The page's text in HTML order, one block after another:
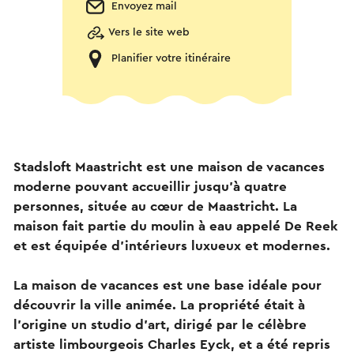
Envoyez mail
Vers le site web
Planifier votre itinéraire
Stadsloft Maastricht est une maison de vacances
moderne pouvant accueillir jusqu'à quatre
personnes, située au cœur de Maastricht. La
maison fait partie du moulin à eau appelé De Reek
et est équipée d'intérieurs luxueux et modernes.
La maison de vacances est une base idéale pour
découvrir la ville animée. La propriété était à
l'origine un studio d'art, dirigé par le célèbre
artiste limbourgeois Charles Eyck, et a été repris